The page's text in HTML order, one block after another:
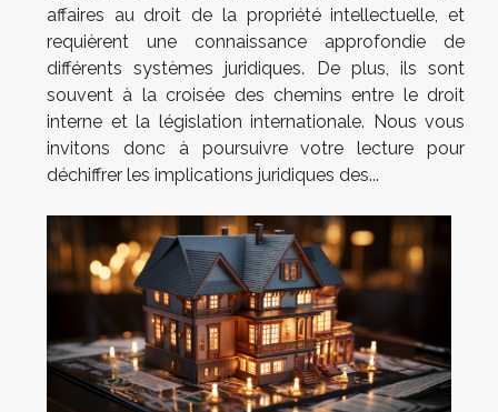
affaires au droit de la propriété intellectuelle, et
requièrent une connaissance approfondie de
différents systèmes juridiques. De plus, ils sont
souvent à la croisée des chemins entre le droit
interne et la législation internationale. Nous vous
invitons donc à poursuivre votre lecture pour
déchiffrer les implications juridiques des...